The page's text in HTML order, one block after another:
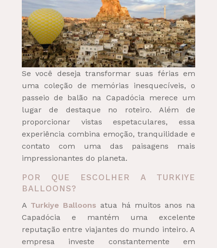
Se você deseja transformar suas férias em
uma coleção de memórias inesquecíveis, o
passeio de balão na Capadócia merece um
lugar de destaque no roteiro. Além de
proporcionar vistas espetaculares, essa
experiência combina emoção, tranquilidade e
contato com uma das paisagens mais
impressionantes do planeta.
POR QUE ESCOLHER A TURKIYE
BALLOONS?
A Turkiye Balloons atua há muitos anos na
Capadócia e mantém uma excelente
reputação entre viajantes do mundo inteiro. A
empresa investe constantemente em